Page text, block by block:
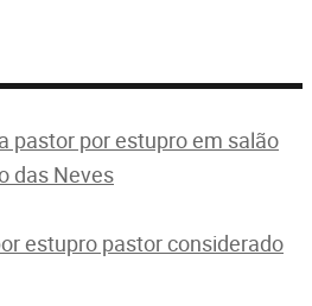
pastor por estupro em salão
das Neves
estupro pastor considerado